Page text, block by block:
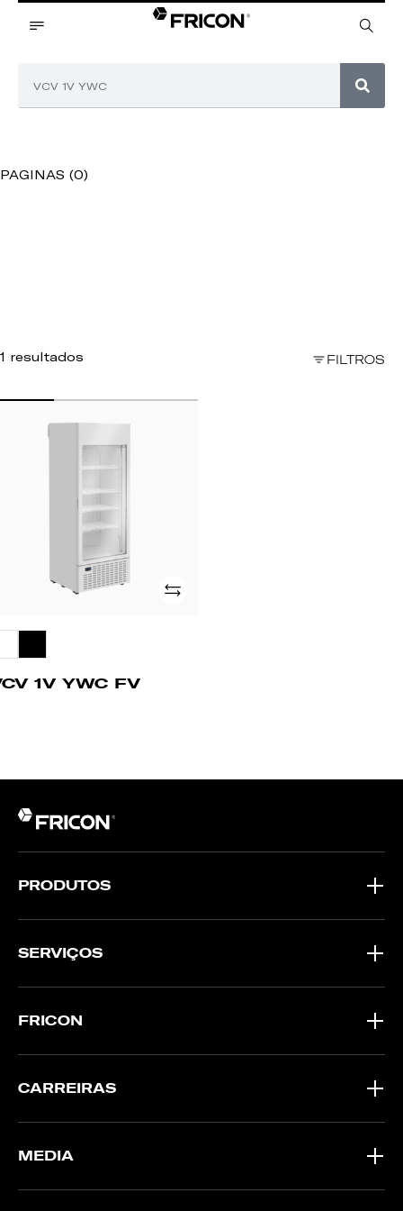
PAGINAS (0)
1 resultados FILTROS
Adicionar
1V YWC FV
PRODUTOS
SERVIÇOS
FRICON
CARREIRAS
MEDIA